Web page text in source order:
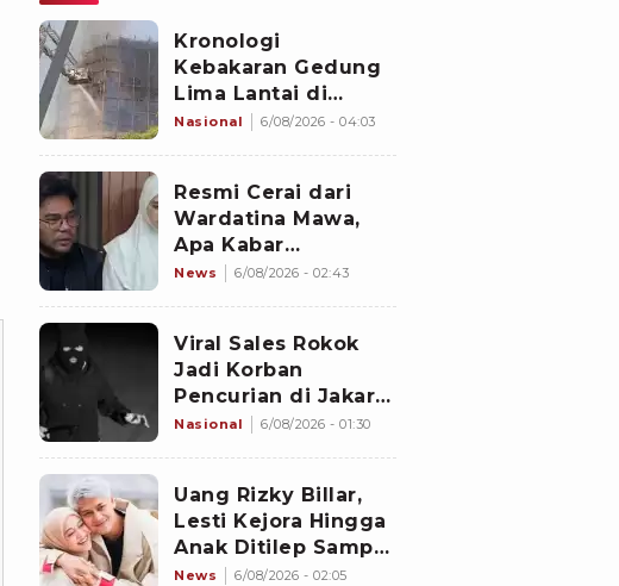
Kronologi
Kebakaran Gedung
Lima Lantai di
Cikini, Sempat Coba
Nasional 6/08/2026 - 04:03
Resmi Cerai dari
Wardatina Mawa,
Apa Kabar
Hubungan Asmara
News 6/08/2026 - 02:43
Viral Sales Rokok
Jadi Korban
Pencurian di Jakarta
Barat, Sejumlah
Nasional 6/08/2026 - 01:30
Uang Rizky Billar,
Lesti Kejora Hingga
Anak Ditilep Sampai
Rp3,1 Miliar, Pelaku
News 6/08/2026 - 02:05